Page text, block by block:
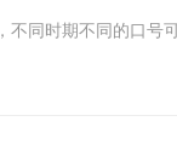
同时期不同的口号